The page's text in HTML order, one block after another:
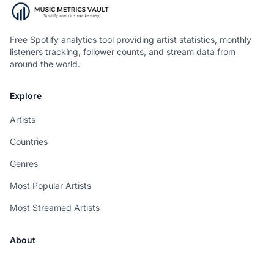
Free Spotify analytics tool providing artist statistics, monthly
listeners tracking, follower counts, and stream data from
around the world.
Explore
Artists
Countries
Genres
Most Popular Artists
Most Streamed Artists
About